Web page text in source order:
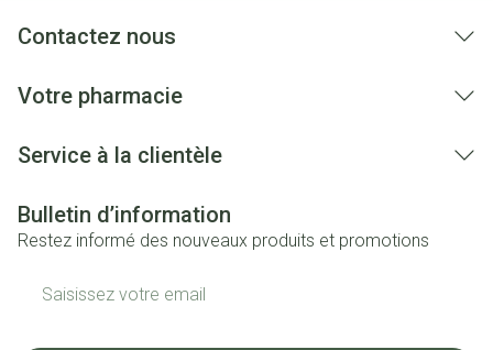
Contactez nous
Votre pharmacie
Service à la clientèle
Bulletin d’information
Restez informé des nouveaux produits et promotions